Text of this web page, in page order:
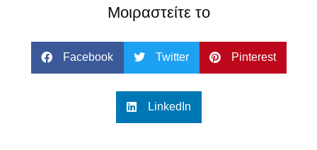
Μοιραστείτε το
Facebook Twitter Pinterest
LinkedIn